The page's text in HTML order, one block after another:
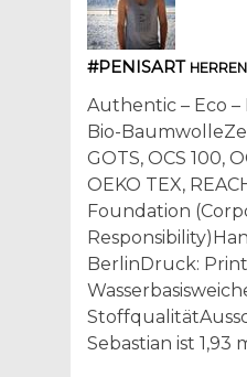
#PENISART
Authentic – Eco –
Bio-
GOTS, OCS 100,
OEKO TEX,
Foundation
BerlinDruck:
Sebastian ist 1,93